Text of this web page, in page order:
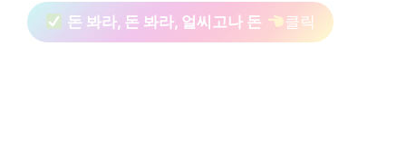
돈 봐라, 돈 봐라, 얼씨고나 돈 클릭